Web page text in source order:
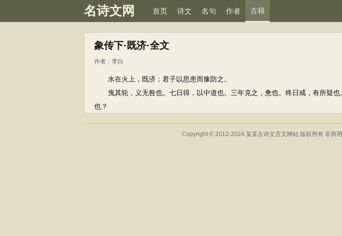
名诗文网 首页 诗文 名句 作者 古籍
象传下·既济·全文
作者： 李白
水在火上，既济；君子以思患而豫防之。
曳其轮，义无咎也。七日得，以中道也。三年克之，惫也。终日戒，有所疑也
也？
Copyright © 2012-2024 某某古诗文言文网站 版权所有 非商用